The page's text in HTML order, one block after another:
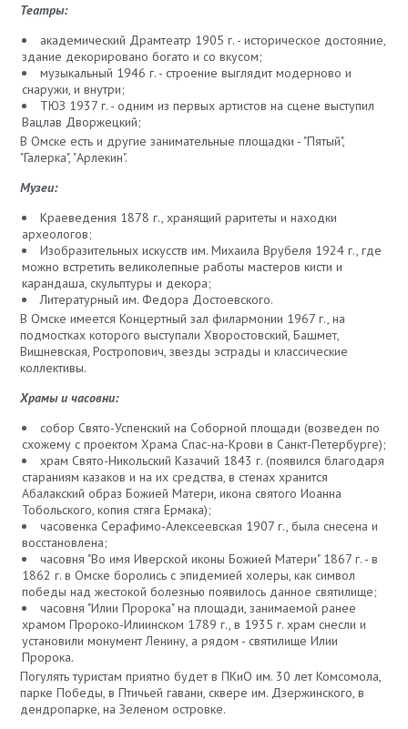
Театры:
академический Драмтеатр 1905 г. - историческое достояние,
здание декорировано богато и со вкусом;
музыкальный 1946 г. - строение выглядит модерново и
снаружи, и внутри;
ТЮЗ 1937 г. - одним из первых артистов на сцене выступил
Вацлав Дворжецкий;
В Омске есть и другие занимательные площадки - "Пятый",
"Галерка", "Арлекин".
Музеи:
Краеведения 1878 г., хранящий раритеты и находки
археологов;
Изобразительных искусств им. Михаила Врубеля 1924 г., где
можно встретить великолепные работы мастеров кисти и
карандаша, скульптуры и декора;
Литературный им. Федора Достоевского.
В Омске имеется Концертный зал филармонии 1967 г., на
подмостках которого выступали Хворостовский, Башмет,
Вишневская, Ростропович, звезды эстрады и классические
коллективы.
Храмы и часовни:
собор Свято-Успенский на Соборной площади (возведен по
схожему с проектом Храма Спас-на-Крови в Санкт-Петербурге);
храм Свято-Никольский Казачий 1843 г. (появился благодаря
стараниям казаков и на их средства, в стенах хранится
Абалакский образ Божией Матери, икона святого Иоанна
Тобольского, копия стяга Ермака);
часовенка Серафимо-Алексеевская 1907 г., была снесена и
восстановлена;
часовня "Во имя Иверской иконы Божией Матери" 1867 г. - в
1862 г. в Омске боролись с эпидемией холеры, как символ
победы над жестокой болезнью появилось данное святилище;
часовня "Илии Пророка" на площади, занимаемой ранее
храмом Пророко-Илиинском 1789 г., в 1935 г. храм снесли и
установили монумент Ленину, а рядом - святилище Илии
Пророка.
Погулять туристам приятно будет в ПКиО им. 30 лет Комсомола,
парке Победы, в Птичьей гавани, сквере им. Дзержинского, в
дендропарке, на Зеленом островке.